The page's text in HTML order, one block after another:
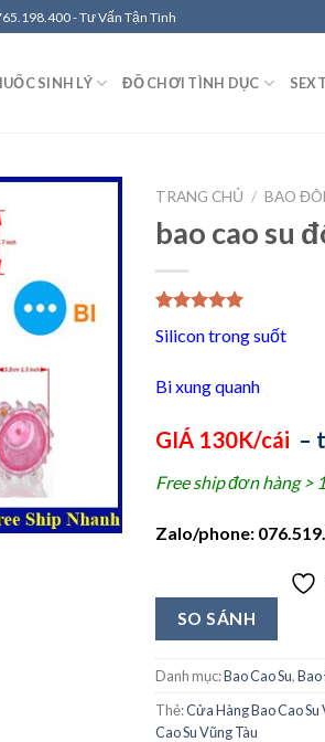
- Tư Vấn Tận Tình
SINH LÝ ĐỒ CHƠI TÌNH DỤC
vào
Ưa
TRANG CHỦ / BAO
bao cao su
dựa trên
Silicon trong suốt
Bi xung quanh
GIÁ 130K/cái –
Free ship đơn hàng >
Zalo/phone:
SO SÁNH
Danh mục:Bao Cao Su,Bao
Thẻ:Cửa Hàng Bao Cao Su
Cao Su Vũng Tàu